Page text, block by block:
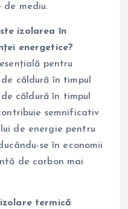
de mediu.
izolarea în
energetice?
pentru
căldură în timpul
căldură în timpul
semnificativ
de energie pentru
se în economii
de carbon mai
termică